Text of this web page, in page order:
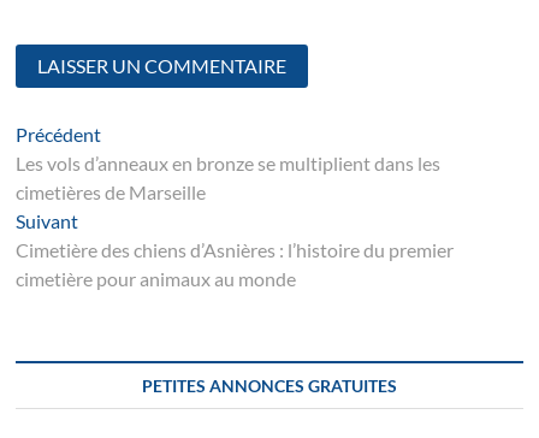
Navigation
de
l’article
PrécédentArticle
suivant
Les vols d’anneaux en bronze se multiplient dans les
cimetières de Marseille
SuivantSuivant
post:
Cimetière des chiens d’Asnières : l’histoire du premier
cimetière pour animaux au monde
PETITES ANNONCES GRATUITES